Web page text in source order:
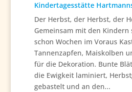
Kindertagesstätte
Der Herbst, der Herbst, der
Gemeinsam mit den
schon Wochen im Voraus
Tannenzapfen, Maiskolben
für die Dekoration. Bunte
die Ewigkeit laminiert,
gebastelt und an den...